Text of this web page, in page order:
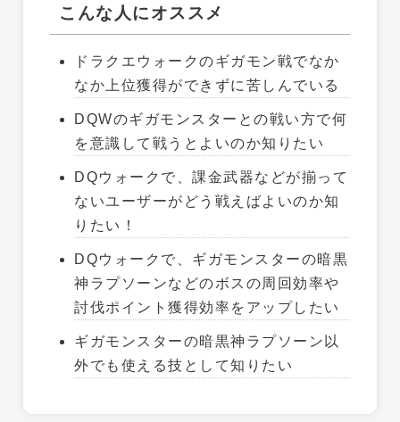
こんな人にオススメ
ドラクエウォークのギガモン戦でなか
なか上位獲得ができずに苦しんでいる
DQWのギガモンスターとの戦い方で何
を意識して戦うとよいのか知りたい
DQウォークで、課金武器などが揃って
ないユーザーがどう戦えばよいのか知
りたい！
DQウォークで、ギガモンスターの暗黒
神ラプソーンなどのボスの周回効率や
討伐ポイント獲得効率をアップしたい
ギガモンスターの暗黒神ラプソーン以
外でも使える技として知りたい